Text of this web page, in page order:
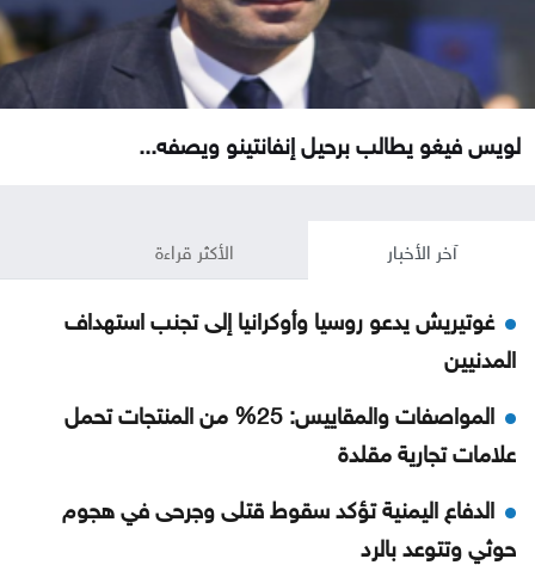
لويس فيغو يطالب برحيل إنفانتينو ويصفه...
آخر الأخبار الأكثر قراءة
غوتيريش يدعو روسيا وأوكرانيا إلى تجنب استهداف
المدنيين
المواصفات والمقاييس: 25% من المنتجات تحمل
علامات تجارية مقلدة
الدفاع اليمنية تؤكد سقوط قتلى وجرحى في هجوم
حوثي وتتوعد بالرد